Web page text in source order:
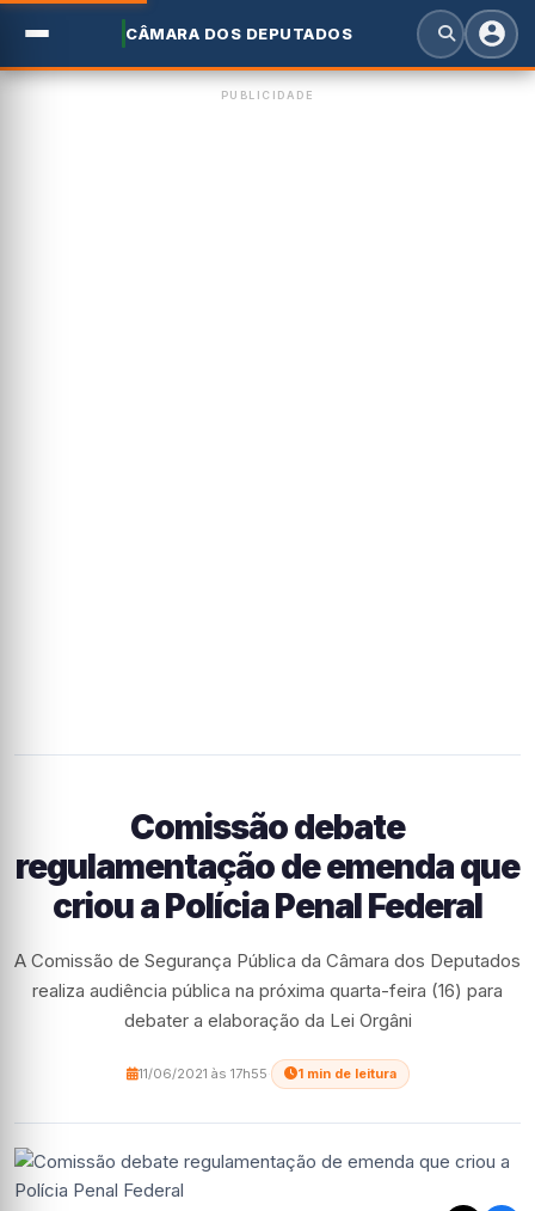
CÂMARA DOS DEPUTADOS
PUBLICIDADE
Comissão debate
regulamentação de emenda que
criou a Polícia Penal Federal
A Comissão de Segurança Pública da Câmara dos Deputados
realiza audiência pública na próxima quarta-feira (16) para
debater a elaboração da Lei Orgâni
11/06/2021 às 17h55 1 min de leitura